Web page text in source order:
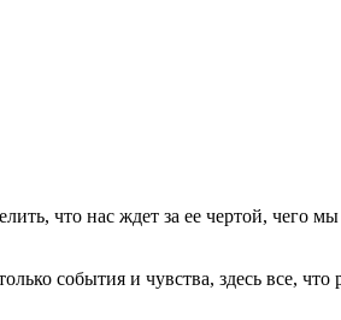
что нас ждет за ее чертой, чего
события и чувства, здесь все,